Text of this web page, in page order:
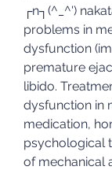
┌n┐(^_^')
problems in
dysfunction
premature
libido.
dysfunction in
medication,
psychological
of mechanical